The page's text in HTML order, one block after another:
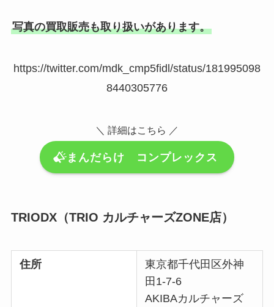
写真の買取販売も取り扱いがあります。
https://twitter.com/mdk_cmp5fidl/status/181995098
8440305776
＼ 詳細はこちら ／
まんだらけ コンプレックス
TRIODX（TRIO カルチャーズZONE店）
住所
東京都千代田区外神
田1-7-6
AKIBAカルチャーズ